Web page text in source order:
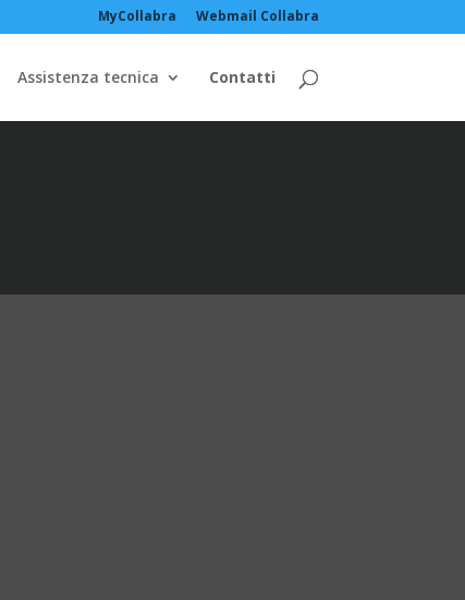
MyCollabra Webmail Collabra
Assistenza tecnica Contatti